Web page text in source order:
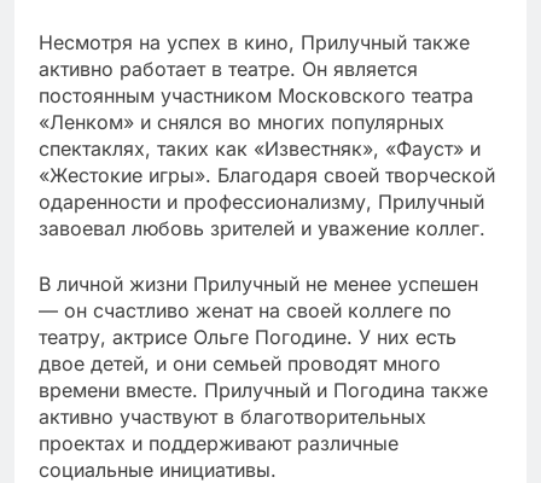
Несмотря на успех в кино, Прилучный также
активно работает в театре. Он является
постоянным участником Московского театра
«Ленком» и снялся во многих популярных
спектаклях, таких как «Известняк», «Фауст» и
«Жестокие игры». Благодаря своей творческой
одаренности и профессионализму, Прилучный
завоевал любовь зрителей и уважение коллег.
В личной жизни Прилучный не менее успешен
— он счастливо женат на своей коллеге по
театру, актрисе Ольге Погодине. У них есть
двое детей, и они семьей проводят много
времени вместе. Прилучный и Погодина также
активно участвуют в благотворительных
проектах и поддерживают различные
социальные инициативы.